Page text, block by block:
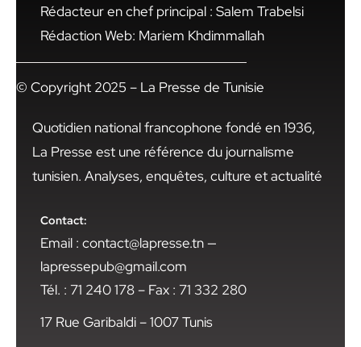
Rédacteur en chef principal : Salem Trabelsi
Rédaction Web: Mariem Khdimmallah
© Copyright 2025 – La Presse de Tunisie
Quotidien national francophone fondé en 1936,
La Presse est une référence du journalisme
tunisien. Analyses, enquêtes, culture et actualité
Contact:
Email : contact@lapresse.tn —
lapressepub@gmail.com
Tél. : 71 240 178 – Fax : 71 332 280
17 Rue Garibaldi – 1007 Tunis